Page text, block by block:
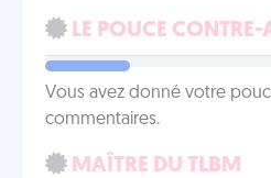
LE POUCE CONTRE-
Vous avez donné votre
commentaires.
MAÎTRE DU TLBM